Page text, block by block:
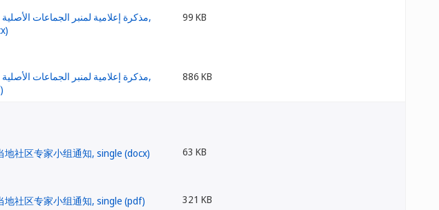
99 KB
886 KB
63 KB
321 KB